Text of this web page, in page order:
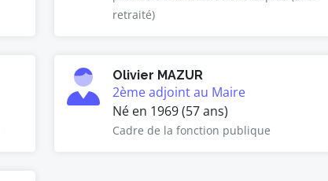
retraité)
Olivier MAZUR
2ème adjoint au Maire
Né en 1969 (57 ans)
Cadre de la fonction publique